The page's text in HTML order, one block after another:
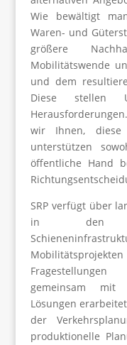
Wie bewältigt
Waren- und
größere
Mobilitätswende
und dem
Diese stellen
wir Ihnen, diese
unterstützen
öffentliche Hand
SRP verfügt über
in den
gemeinsam mit
Lösungen
der
produktionelle